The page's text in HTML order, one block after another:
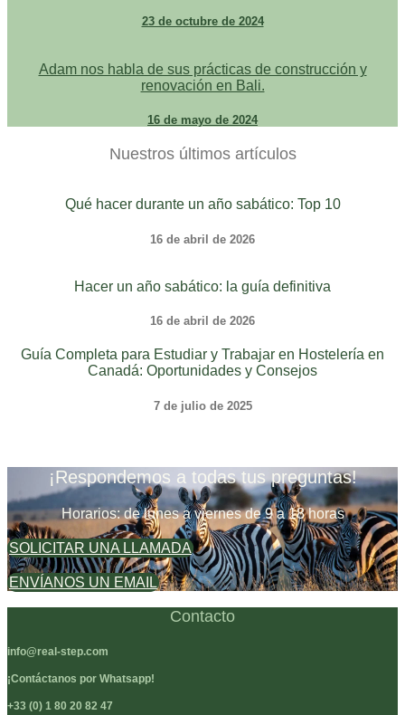
23 de octubre de 2024
Adam nos habla de sus prácticas de construcción y
renovación en Bali.
16 de mayo de 2024
Nuestros últimos artículos
Qué hacer durante un año sabático: Top 10
16 de abril de 2026
Hacer un año sabático: la guía definitiva
16 de abril de 2026
Guía Completa para Estudiar y Trabajar en Hostelería en
Canadá: Oportunidades y Consejos
7 de julio de 2025
¡Respondemos a todas tus preguntas!
Horarios: de lunes a viernes de 9 a 18 horas
SOLICITAR UNA LLAMADA
ENVÍANOS UN EMAIL
Contacto
info@real-step.com
¡Contáctanos por Whatsapp!
+33 (0) 1 80 20 82 47